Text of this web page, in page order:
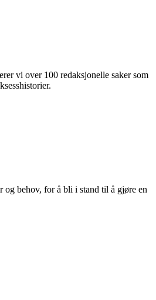
vi over 100 redaksjonelle saker som
og behov, for å bli i stand til å gjøre en